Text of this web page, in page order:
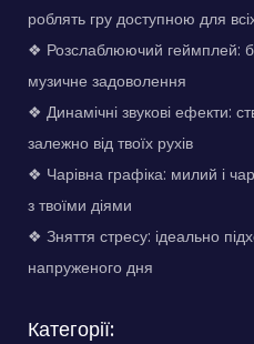
роблять гру доступною для
❖ Розслаблюючий геймплей:
музичне задоволення
❖ Динамічні звукові ефекти:
залежно від твоїх рухів
❖ Чарівна графіка: милий і
з твоїми діями
❖ Зняття стресу: ідеально
напруженого дня
Категорії: